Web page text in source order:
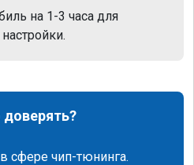
на 1-3 часа для
сфере чип-тюнинга.